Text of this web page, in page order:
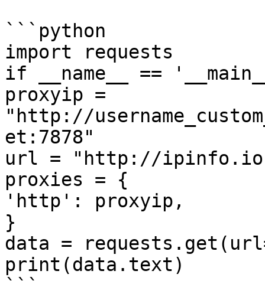
```python
import requests
if __name__ ==
proxyip =
"http://
et:7878"
url = "http://
proxies = {
'http': proxyip,
}
data =
print(data.text)
```